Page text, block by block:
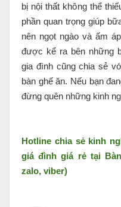
bị nội thất không thể
phần quan trọng giúp
nên ngọt ngào và ấm
được kể ra bên những
gia đình cũng chia sẻ
bàn ghế ăn. Nếu bạn
đừng quên những kinh
Hotline chia sẻ kinh
giá đình giá rẻ tại Bàn
zalo, viber)